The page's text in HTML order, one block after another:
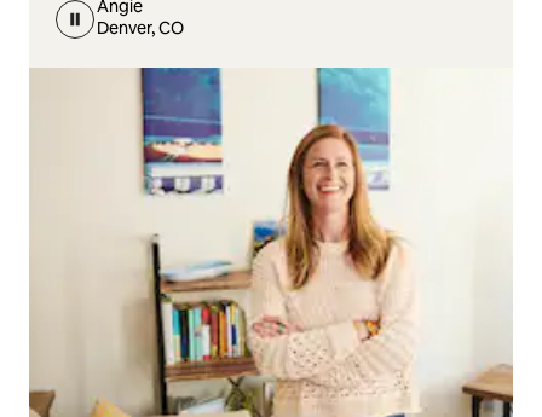
Angie
Denver, CO